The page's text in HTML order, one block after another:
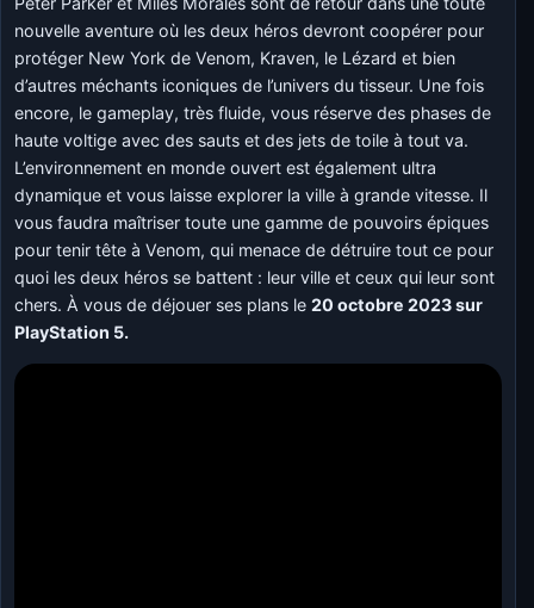
nouvelle aventure où les deux héros devront coopérer pour
protéger New York de Venom, Kraven, le Lézard et bien
d’autres méchants iconiques de l’univers du tisseur. Une fois
encore, le gameplay, très fluide, vous réserve des phases de
haute voltige avec des sauts et des jets de toile à tout va.
L’environnement en monde ouvert est également ultra
dynamique et vous laisse explorer la ville à grande vitesse. Il
vous faudra maîtriser toute une gamme de pouvoirs épiques
pour tenir tête à Venom, qui menace de détruire tout ce pour
quoi les deux héros se battent : leur ville et ceux qui leur sont
chers. À vous de déjouer ses plans le20 octobre 2023 sur
PlayStation 5.